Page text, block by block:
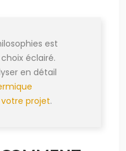
est
éclairé.
en détail
projet.